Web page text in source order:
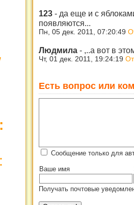
:
123 - да еще и с
появляются...
Пн, 05 дек. 2011, 07:20:49
Людмила - ,..а вот в
Чт, 01 дек. 2011, 19:24:19
Есть вопрос или
Сообщение только для
Ваше имя
Получать почтовые